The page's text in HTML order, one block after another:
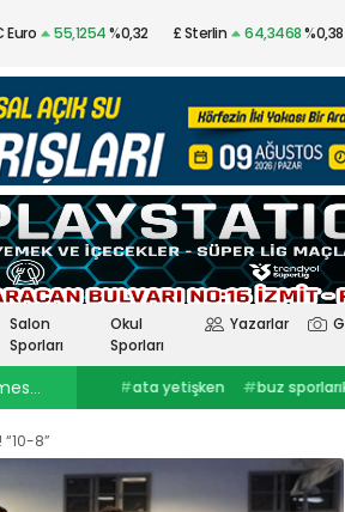
Euro 55,1254%0,32 £ Sterlin 64,3468%0,38
Salon
Sporları
Okul
Sporları
Yazarlar
etti Onurcan Piri: Kocaeli Stadı’nın atmosferini
meydanFurkan
haberleri
# Selçuk İnan
#Kocaelispor
#Kocaelispor #
Enes Çinemre
#Serdar
8”